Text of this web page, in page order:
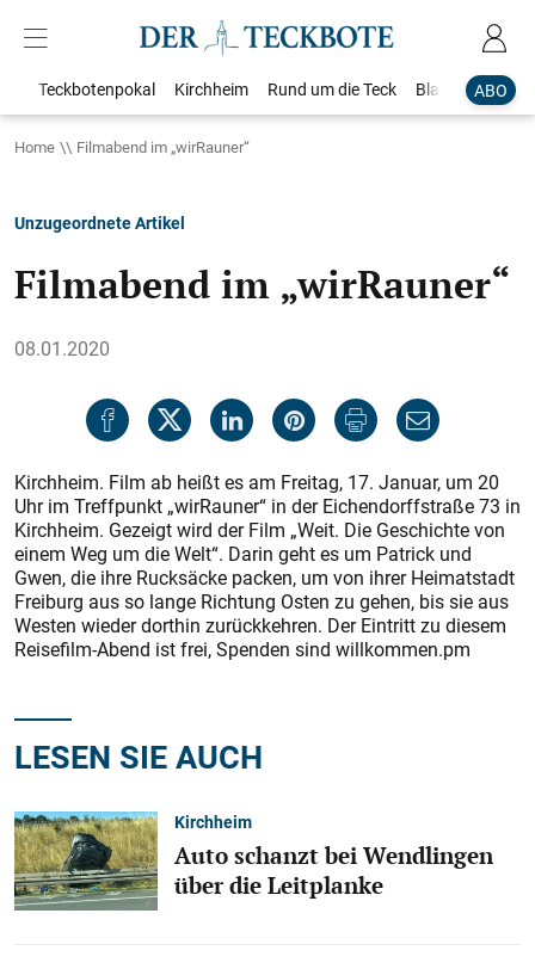
ABO
Teckbotenpokal Kirchheim Rund um die Teck Blaulicht
Home Filmabend im „wirRauner“
Unzugeordnete Artikel
Filmabend im „wirRauner“
08.01.2020
Kirchheim. Film ab heißt es am Freitag, 17. Januar, um 20
Uhr im Treffpunkt „wirRauner“ in der Eichendorffstraße 73 in
Kirchheim. Gezeigt wird der Film „Weit. Die Geschichte von
einem Weg um die Welt“. Darin geht es um Patrick und
Gwen, die ihre Rucksäcke packen, um von ihrer Heimatstadt
Freiburg aus so lange Richtung Osten zu gehen, bis sie aus
Westen wieder dorthin zurückkehren. Der Eintritt zu diesem
Reisefilm-Abend ist frei, Spenden sind willkommen.pm
LESEN SIE AUCH
Kirchheim
Auto schanzt bei Wendlingen
über die Leitplanke